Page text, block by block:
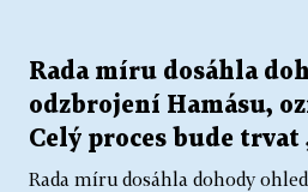
Rada míru dosáhla
odzbrojení Hamásu,
Celý proces bude trvat
Rada míru dosáhla dohody